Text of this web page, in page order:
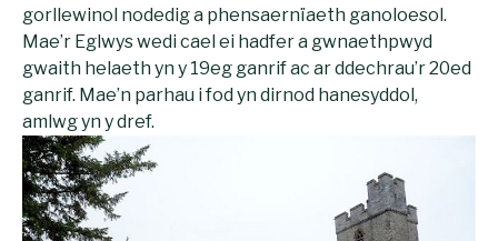
gorllewinol nodedig a phensaernïaeth ganoloesol.
Mae’r Eglwys wedi cael ei hadfer a gwnaethpwyd
gwaith helaeth yn y 19eg ganrif ac ar ddechrau’r 20ed
ganrif. Mae’n parhau i fod yn dirnod hanesyddol,
amlwg yn y dref.